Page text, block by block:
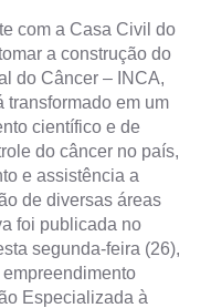
com a Casa Civil do
a construção do
do Câncer – INCA,
transformado em um
científico e de
do câncer no país,
e assistência a
de diversas áreas
foi publicada no
segunda-feira (26),
Especializada à